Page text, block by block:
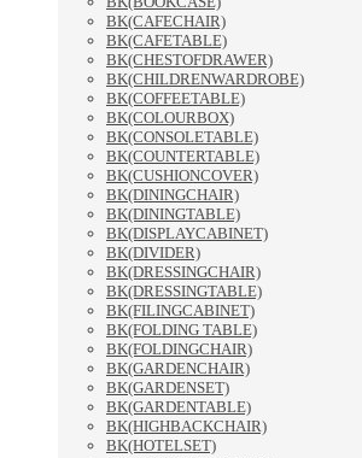
BK(CAFECHAIR)
BK(CAFETABLE)
BK(CHESTOFDRAWER)
BK(CHILDRENWARDROBE)
BK(COFFEETABLE)
BK(COLOURBOX)
BK(CONSOLETABLE)
BK(COUNTERTABLE)
BK(CUSHIONCOVER)
BK(DININGCHAIR)
BK(DININGTABLE)
BK(DISPLAYCABINET)
BK(DIVIDER)
BK(DRESSINGCHAIR)
BK(DRESSINGTABLE)
BK(FILINGCABINET)
BK(FOLDING TABLE)
BK(FOLDINGCHAIR)
BK(GARDENCHAIR)
BK(GARDENSET)
BK(GARDENTABLE)
BK(HIGHBACKCHAIR)
BK(HOTELSET)